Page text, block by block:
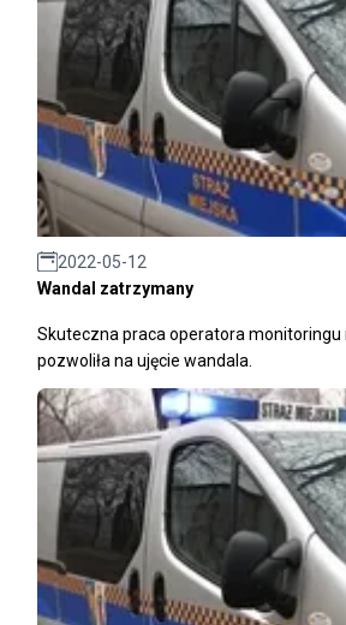
2022-05-12
Wandal zatrzymany
Skuteczna praca operatora monitoringu
pozwoliła na ujęcie wandala.